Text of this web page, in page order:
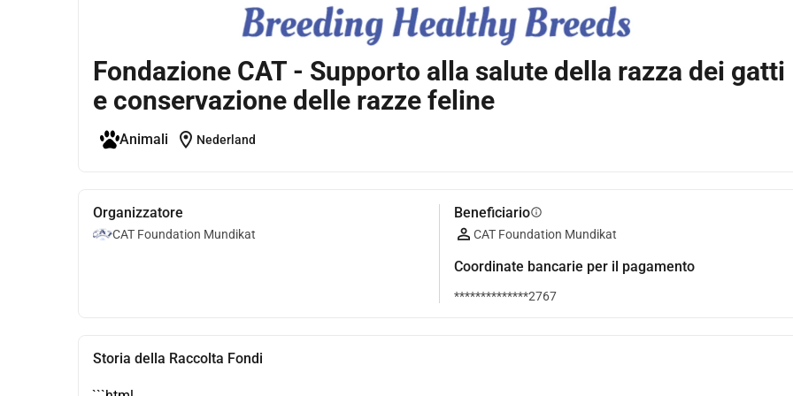
Fondazione CAT - Supporto alla salute della razza dei gatti
e conservazione delle razze feline
Animali location_on Nederland
Organizzatore
CAT Foundation Mundikat
Beneficiarioinfo
CAT Foundation Mundikat
Coordinate bancarie per il pagamento
**************2767
Storia della Raccolta Fondi